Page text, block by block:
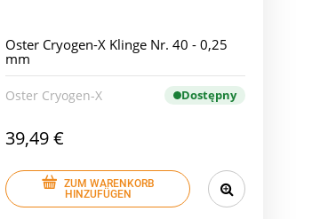
Oster Cryogen-X Klinge Nr. 40 - 0,25
mm
Oster Cryogen-X Dostępny
39,49 €
ZUM WARENKORB
HINZUFÜGEN